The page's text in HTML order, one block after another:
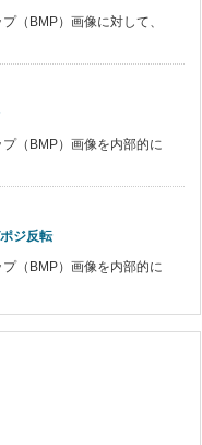
（BMP）画像に対して、
（BMP）画像を内部的に
ジ反転
（BMP）画像を内部的に